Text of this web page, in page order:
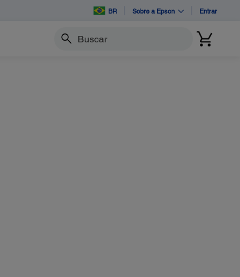
BR Sobre a Epson Entrar
Buscar